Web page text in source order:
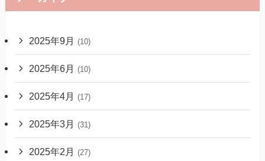
2025年9月 (10)
2025年6月 (10)
2025年4月 (17)
2025年3月 (31)
2025年2月 (27)